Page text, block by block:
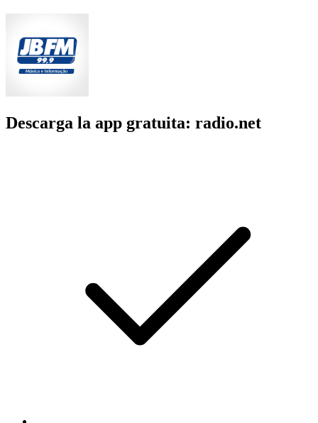
Descarga la app gratuita: radio.net